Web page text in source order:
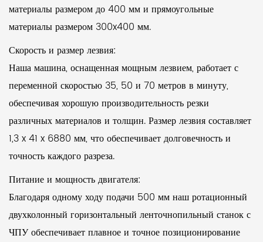
материалы размером до 400 мм и прямоугольные
материалы размером 300x400 мм.
Скорость и размер лезвия:
Наша машина, оснащенная мощным лезвием, работает с
переменной скоростью 35, 50 и 70 метров в минуту,
обеспечивая хорошую производительность резки
различных материалов и толщин. Размер лезвия составляет
1,3 x 41 x 6880 мм, что обеспечивает долговечность и
точность каждого разреза.
Питание и мощность двигателя:
Благодаря одному ходу подачи 500 мм наш ротационный
двухколонный горизонтальный ленточнопильный станок с
ЧПУ обеспечивает плавное и точное позиционирование